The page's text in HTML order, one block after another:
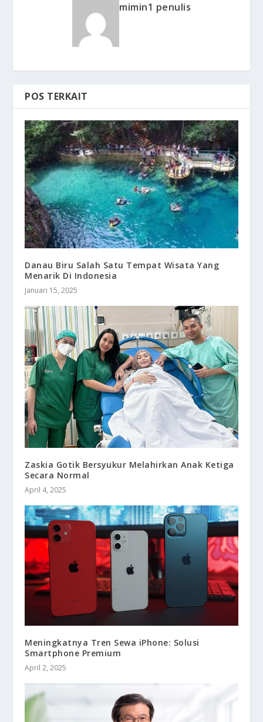
mimin1 penulis
POS TERKAIT
Danau Biru Salah Satu Tempat Wisata Yang
Menarik Di Indonesia
Januari 15, 2025
Zaskia Gotik Bersyukur Melahirkan Anak Ketiga
Secara Normal
April 4, 2025
Meningkatnya Tren Sewa iPhone: Solusi
Smartphone Premium
April 2, 2025